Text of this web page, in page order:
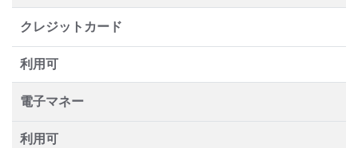
クレジットカード
利用可
電子マネー
利用可